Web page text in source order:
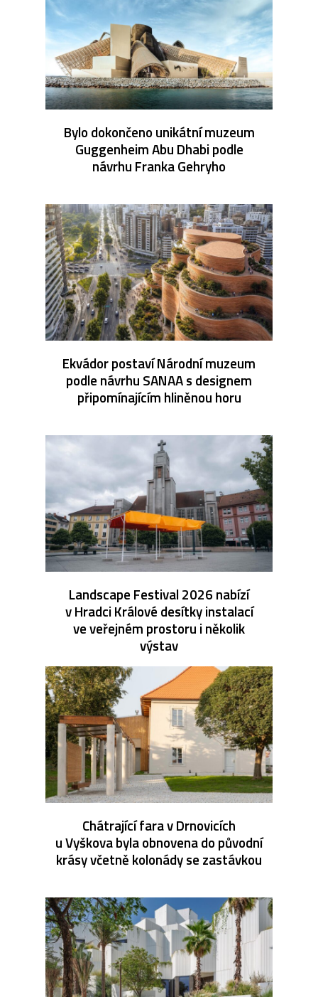
Bylo dokončeno unikátní muzeum
Guggenheim Abu Dhabi podle
návrhu Franka Gehryho
Ekvádor postaví Národní muzeum
podle návrhu SANAA s designem
připomínajícím hliněnou horu
Landscape Festival 2026 nabízí
v Hradci Králové desítky instalací
ve veřejném prostoru i několik
výstav
Chátrající fara v Drnovicích
u Vyškova byla obnovena do původní
krásy včetně kolonády se zastávkou